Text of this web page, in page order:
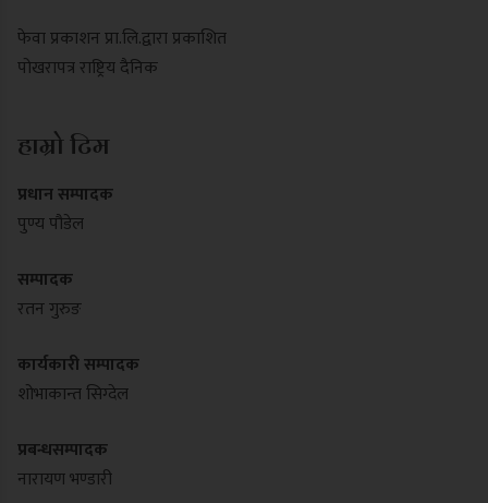
फेवा प्रकाशन प्रा.लि.द्वारा प्रकाशित
पोखरापत्र राष्ट्रिय दैनिक
हाम्रो टिम
प्रधान सम्पादक
पुण्य पौडेल
सम्पादक
रतन गुरुङ
कार्यकारी सम्पादक
शोभाकान्त सिग्देल
प्रबन्धसम्पादक
नारायण भण्डारी